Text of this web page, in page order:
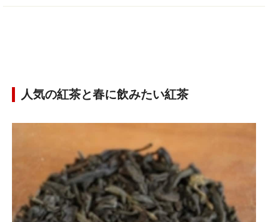
人気の紅茶と春に飲みたい紅茶